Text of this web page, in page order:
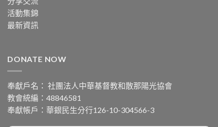
活動集錦
最新資訊
DONATE NOW
奉獻戶名： 社團法人中華基督教和散那陽光協會
教會統編：48846581
奉獻帳戶：華銀民生分行126-10-304566-3